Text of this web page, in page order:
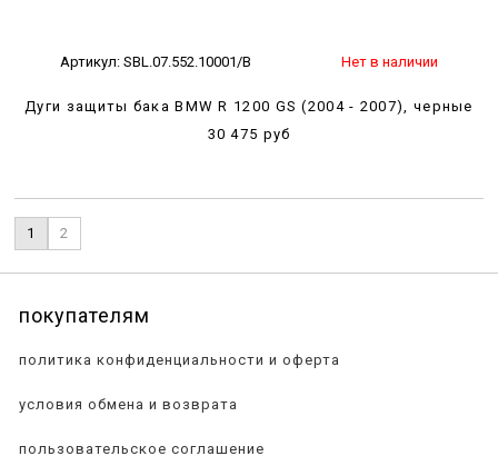
Артикул: SBL.07.552.10001/B Нет в наличии
Дуги защиты бака BMW R 1200 GS (2004 - 2007), черные
30 475 руб
1 2
покупателям
политика конфиденциальности и оферта
условия обмена и возврата
пользовательское соглашение